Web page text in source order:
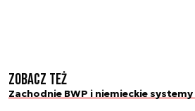
Zobacz też
Zachodnie BWP i niemieckie